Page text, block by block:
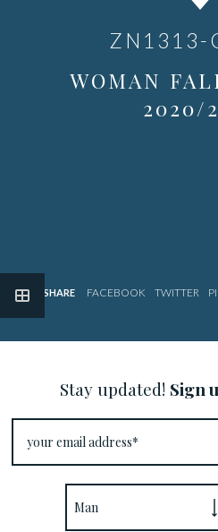
ZN1313-
WOMAN
2020/
SHARE
Stay updated! Sign